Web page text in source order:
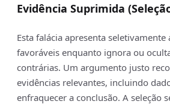
Evidência Suprimida
Esta falácia apresenta seletivamente
favoráveis enquanto ignora ou
contrárias. Um argumento justo
evidências relevantes, incluindo
enfraquecer a conclusão. A seleção